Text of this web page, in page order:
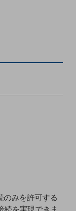
のみを許可する
続を実現できま